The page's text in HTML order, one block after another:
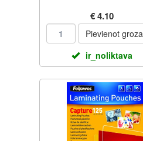
€ 4.10
Pievienot
ir_noliktava